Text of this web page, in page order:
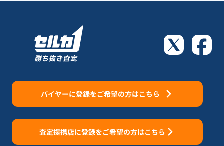
バイヤーに登録をご希望の方はこちら
査定提携店に登録をご希望の方はこちら